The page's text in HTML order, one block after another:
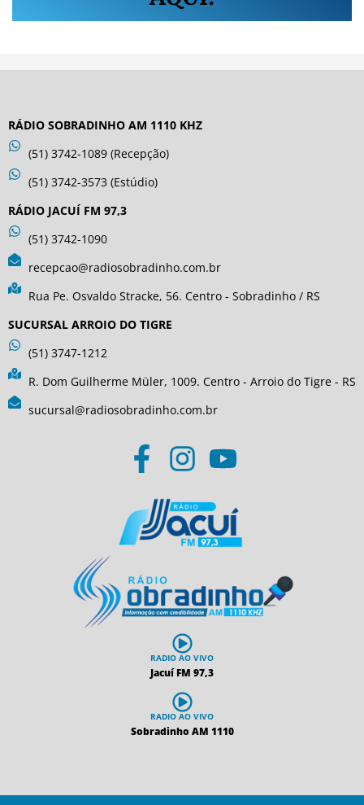
RÁDIO SOBRADINHO AM 1110 KHZ
(51) 3742-1089 (Recepção)
(51) 3742-3573 (Estúdio)
RÁDIO JACUÍ FM 97,3
(51) 3742-1090
recepcao@radiosobradinho.com.br
Rua Pe. Osvaldo Stracke, 56. Centro - Sobradinho / RS
SUCURSAL ARROIO DO TIGRE
(51) 3747-1212
R. Dom Guilherme Müler, 1009. Centro - Arroio do Tigre - RS
sucursal@radiosobradinho.com.br
RADIO AO VIVO
Jacuí FM 97,3
RADIO AO VIVO
Sobradinho AM 1110